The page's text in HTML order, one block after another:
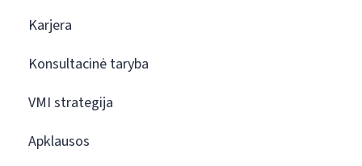
Karjera
Konsultacinė taryba
VMI strategija
Apklausos